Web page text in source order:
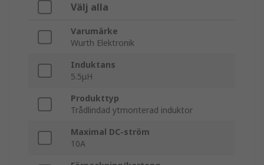
Välj alla
Varumärke
Wurth Elektronik
Induktans
5.5μH
Produkttyp
Trådlindad ytmonterad induktor
Maximal DC-ström
10A